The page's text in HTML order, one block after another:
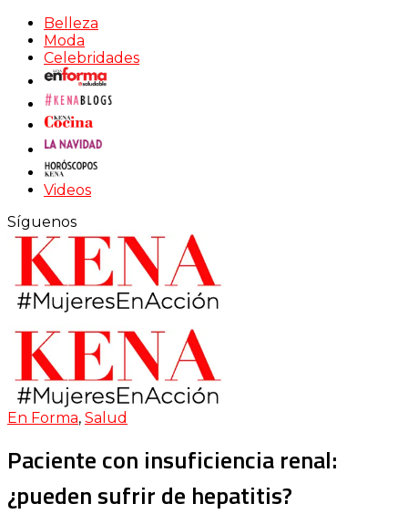
Belleza
Moda
Celebridades
Videos
Síguenos
En Forma, Salud
Paciente con insuficiencia renal:
¿pueden sufrir de hepatitis?